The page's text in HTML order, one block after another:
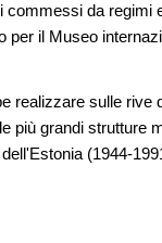
da
per il Museo
realizzare sulle rive
più grandi strutture
(1944-
Palermo, Verona e
lancia gare per
219 milioni per